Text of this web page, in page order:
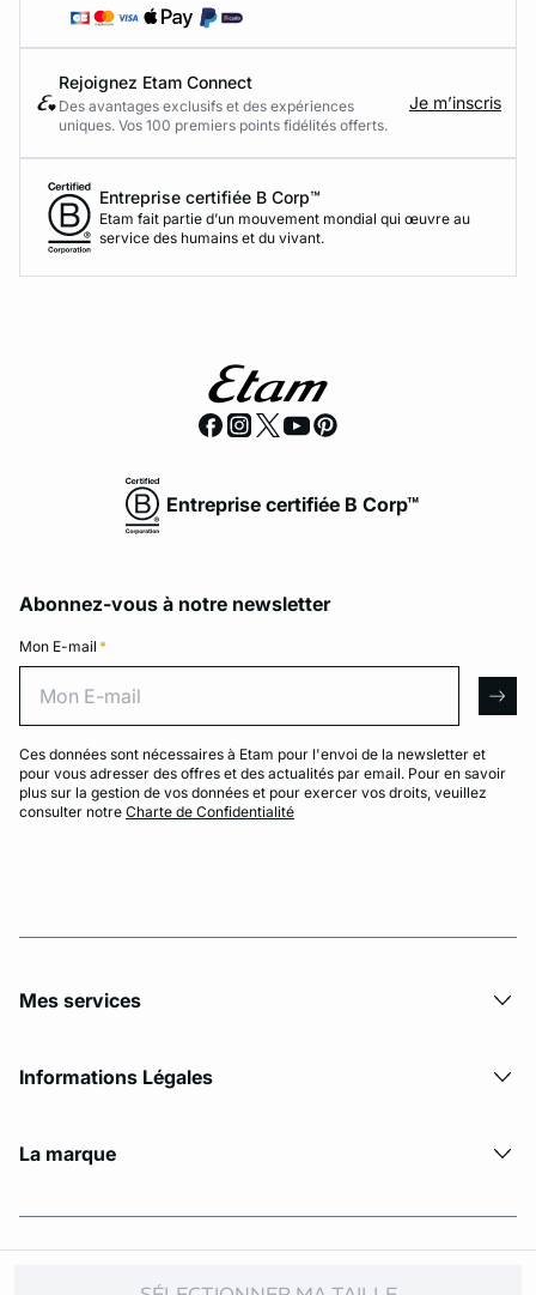
Rejoignez Etam Connect
Des avantages exclusifs et des expériences
uniques. Vos 100 premiers points fidélités offerts.
Je m’inscris
Entreprise certifiée B Corp™
Etam fait partie d’un mouvement mondial qui œuvre au
service des humains et du vivant.
Entreprise certifiée B Corp™
Abonnez-vous à notre newsletter
Mon E-mail *
Ces données sont nécessaires à Etam pour l'envoi de la newsletter et
pour vous adresser des offres et des actualités par email. Pour en savoir
plus sur la gestion de vos données et pour exercer vos droits, veuillez
consulter notre Charte de Confidentialité
Mes services
Informations Légales
La marque